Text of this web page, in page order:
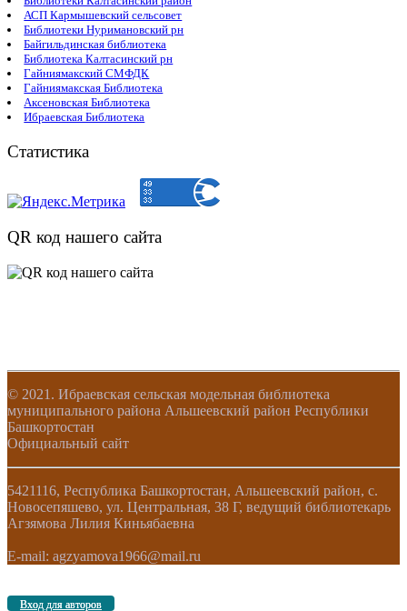
АСП Кармышевский сельсовет
Библиотеки Нуримановский рн
Байгильдинская библиотека
Библиотека Калтасинский рн
Гайниямакский СМФДК
Гайниямакская Библиотека
Аксеновская Библиотека
Ибраевская Библиотека
Статистика
QR код нашего сайта
© 2021. Ибраевская сельская модельная библиотека
муниципального района Альшеевский район Республики
Башкортостан
Официальный сайт
5421116, Республика Башкортостан, Альшеевский район, с.
Новосепяшево, ул. Центральная, 38 Г, ведущий библиотекарь
Агзямова Лилия Киньябаевна
E-mail: agzyamova1966@mail.ru
Вход для авторов